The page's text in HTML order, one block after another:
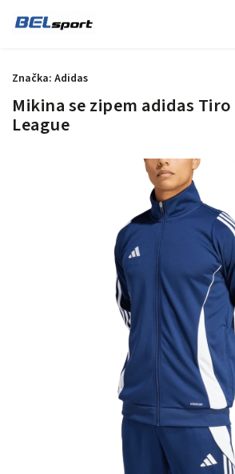
Mikina se zipem adidas Tiro
League
Značka: Adidas